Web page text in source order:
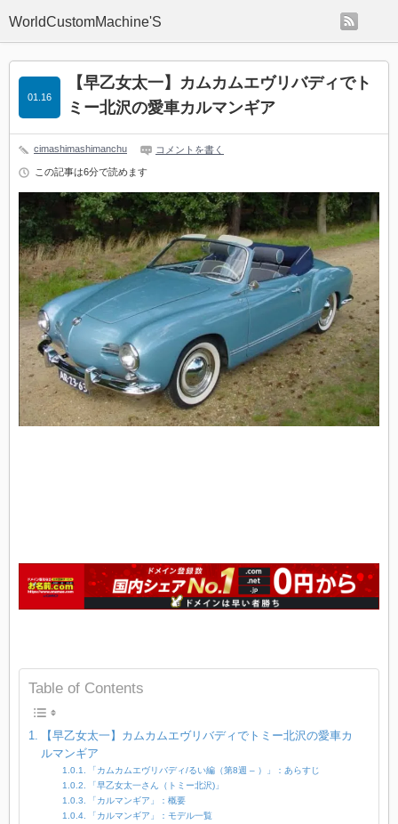
WorldCustomMachine'S
【早乙女太一】カムカムエヴリバディでト
ミー北沢の愛車カルマンギア
01.16
cimashimashimanchu コメントを書く
この記事は6分で読めます
Table of Contents
【早乙女太一】カムカムエヴリバディでトミー北沢の愛車カ
ルマンギア
「カムカムエヴリバディ/るい編（第8週 – ）」：あらすじ
「早乙女太一さん（トミー北沢)」
「カルマンギア」：概要
「カルマンギア」：モデル一覧